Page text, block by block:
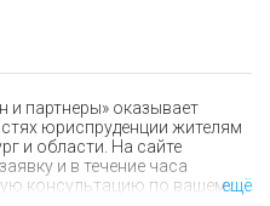
и партнеры» оказывает
юриспруденции жителям
и области. На сайте
и в течение часа
консультацию по вашемуещё